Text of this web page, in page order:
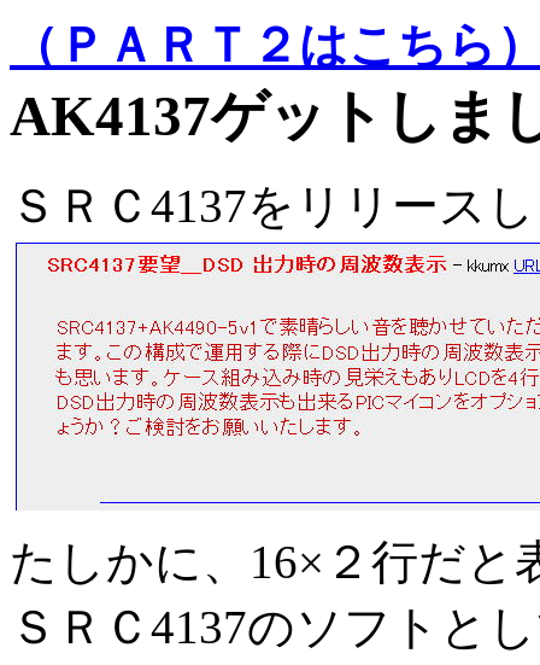
（ＰＡＲＴ２はこちら
AK4137ゲットしま
ＳＲＣ4137をリリース
たしかに、16×２行だ
ＳＲＣ4137のソフトと